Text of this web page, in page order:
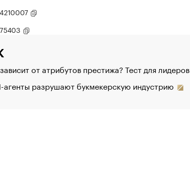
4210007
75403
от атрибутов престижа? Тест для лидеров
разрушают букмекерскую индустрию